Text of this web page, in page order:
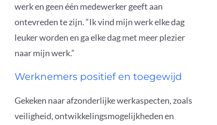
werk en geen één medewerker geeft aan
ontevreden te zijn. “Ik vind mijn werk elke dag
leuker worden en ga elke dag met meer plezier
naar mijn werk.”
Werknemers positief en toegewijd
Gekeken naar afzonderlijke werkaspecten, zoals
veiligheid, ontwikkelingsmogelijkheden en